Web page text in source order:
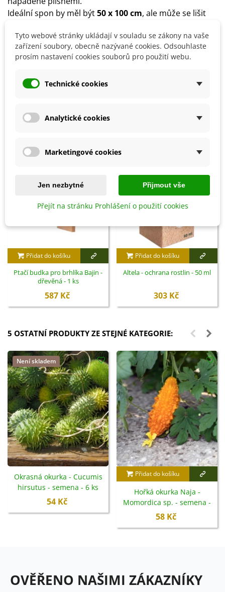
Ideální spon by měl být50 x 100 cm, ale může se lišit
Na počátku kvetení můžeme
okurky přihnojitledkem čidrůbežím trusem.
Detaily produktu
SOUVISEJÍCÍ PRODUKTY
Přidat do košíku
Ptačí budka pro brhlíka Bajin -
dřevěná - 1 ks
587 Kč
Přidat do košíku
Altela - ochrana rostlin - 50 ml
303 Kč
5 OSTATNÍ PRODUKTY ZE STEJNÉ KATEGORIE:
Není skladem
Okrasná okurka - Cucumis
hirsutus - semena - 6 ks
54 Kč
Přidat do košíku
Hořká okurka Naja -
Momordica sp. - semena -
6 ks
58 Kč
OVĚŘENO NAŠIMI ZÁKAZNÍKY
Tyto webové stránky ukládají v souladu se zákony na vaše
zařízení soubory, obecně nazývané cookies. Odsouhlaste
prosím nastavení cookies souborů pro použití webu.
Technické cookies
Analytické cookies
Marketingové cookies
Jen nezbytné Přijmout vše
Přejít na stránku Prohlášení o použití cookies